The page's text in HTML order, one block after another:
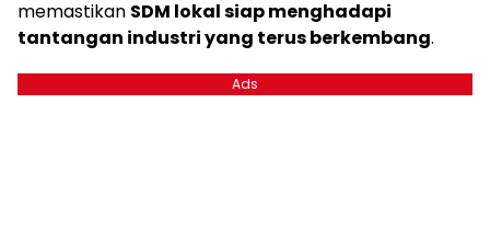
memastikan SDM lokal siap menghadapi
tantangan industri yang terus berkembang.
Ads